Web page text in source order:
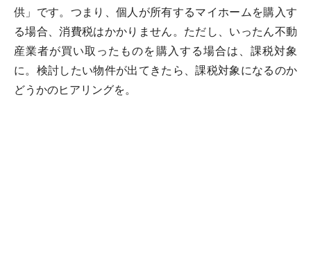
供」です。つまり、個人が所有するマイホームを購入す
る場合、消費税はかかりません。ただし、いったん不動
産業者が買い取ったものを購入する場合は、課税対象
に。検討したい物件が出てきたら、課税対象になるのか
どうかのヒアリングを。